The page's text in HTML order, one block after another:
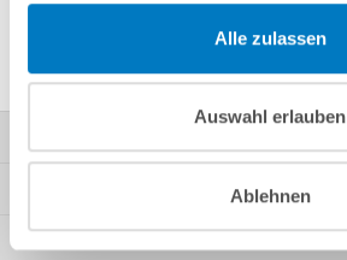
Alle zulassen
Auswahl erlauben
Ablehnen